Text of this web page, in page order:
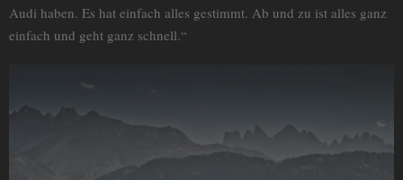
Audi haben. Es hat einfach alles gestimmt. Ab und zu ist alles ganz
einfach und geht ganz schnell.“